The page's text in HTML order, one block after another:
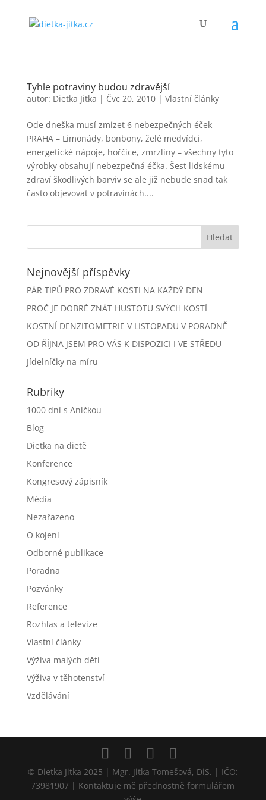
Tyhle potraviny budou zdravější
autor: Dietka Jitka | Čvc 20, 2010| Vlastní články
Ode dneška musí zmizet 6 nebezpečných éček
PRAHA – Limonády, bonbony, želé medvídci,
energetické nápoje, hořčice, zmrzliny – všechny tyto
výrobky obsahují nebezpečná éčka. Šest lidskému
zdraví škodlivých barviv se ale již nebude snad tak
často objevovat v potravinách....
Nejnovější příspěvky
PÁR TIPŮ PRO ZDRAVÉ KOSTI NA KAŽDÝ DEN
PROČ JE DOBRÉ ZNÁT HUSTOTU SVÝCH KOSTÍ
KOSTNÍ DENZITOMETRIE V LISTOPADU V PORADNĚ
OD ŘÍJNA JSEM PRO VÁS K DISPOZICI I VE STŘEDU
Jídelníčky na míru
Rubriky
1000 dní s Aničkou
Blog
Dietka na dietě
Konference
Kongresový zápisník
Média
Nezařazeno
O kojení
Odborné publikace
Poradna
Pozvánky
Reference
Rozhlas a televize
Vlastní články
Výživa malých dětí
Výživa v těhotenství
Vzdělávání
© Dietka Jitka 2025 | Mgr. Jitka Tomešová, DiS. | IČO:
73981907 | Kontaktuje mě přednostně formulářem